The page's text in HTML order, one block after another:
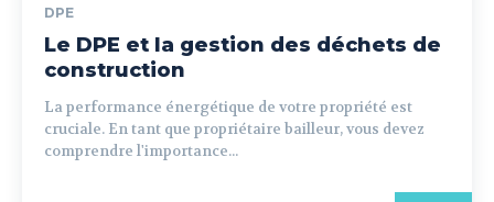
DPE
Le DPE et la gestion des déchets de
construction
La performance énergétique de votre propriété est
cruciale. En tant que propriétaire bailleur, vous devez
comprendre l'importance...